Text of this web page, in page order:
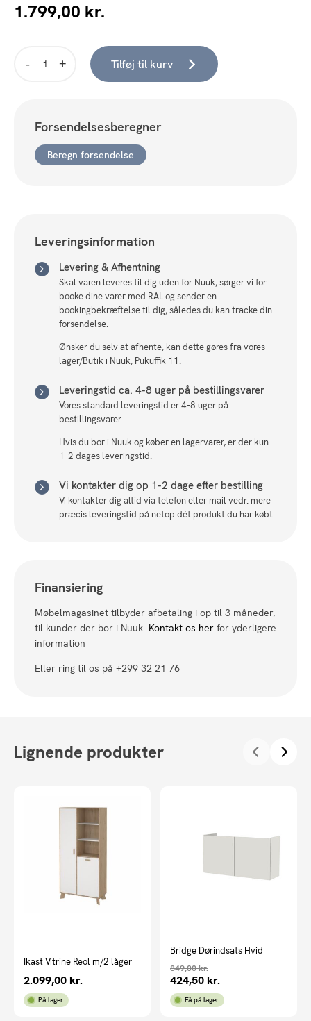
1.799,00 kr.
hylder
Tilføj til kurv
Forsendelsesberegner
Beregn forsendelse
Leveringsinformation
Levering & Afhentning
Skal varen leveres til dig uden for Nuuk, sørger vi for
booke dine varer med RAL og sender en
bookingbekræftelse til dig, således du kan tracke din
forsendelse.
Ønsker du selv at afhente, kan dette gøres fra vores
lager/Butik i Nuuk, Pukuffik 11.
Leveringstid ca. 4-8 uger på bestillingsvarer
Vores standard leveringstid er 4-8 uger på
bestillingsvarer
Hvis du bor i Nuuk og køber en lagervarer, er der kun
1-2 dages leveringstid.
Vi kontakter dig op 1-2 dage efter bestilling
Vi kontakter dig altid via telefon eller mail vedr. mere
præcis leveringstid på netop dét produkt du har købt.
Finansiering
Møbelmagasinet tilbyder afbetaling i op til 3 måneder,
til kunder der bor i Nuuk. Kontakt os her for yderligere
information
Eller ring til os på +299 32 21 76
Lignende produkter
Ikast Vitrine Reol m/2 låger
2.099,00 kr.
På lager
Bridge Dørindsats Hvid
849,00kr.
424,50 kr.
Få på lager